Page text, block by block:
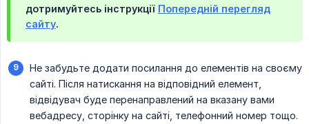
дотримуйтесь інструкції Попередній перегляд
сайту.
Не забудьте додати посилання до елементів на своєму
сайті. Після натискання на відповідний елемент,
відвідувач буде перенаправлений на вказану вами
вебадресу, сторінку на сайті, телефонний номер тощо.